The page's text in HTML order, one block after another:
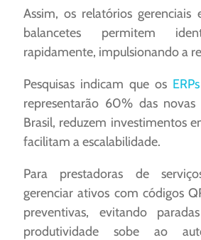
Assim, os relatórios
balancetes permitem
rapidamente, impulsionando a
Pesquisas indicam que os
representarão 60% das
Brasil, reduzem investimentos
facilitam a escalabilidade.
Para prestadoras de
gerenciar ativos com códigos
preventivas, evitando
produtividade sobe ao